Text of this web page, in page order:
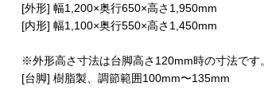
[外形] 幅1,200×奥行650×高さ1,950mm
[内形] 幅1,100×奥行550×高さ1,450mm
※外形高さ寸法は台脚高さ120mm時の寸法です。
[台脚] 樹脂製、調節範囲100mm〜135mm